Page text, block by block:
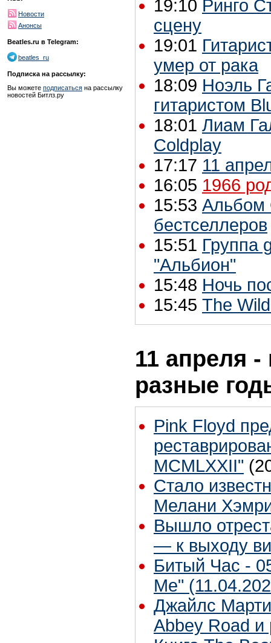
Новости
Анонсы
Beatles.ru в Telegram:
beatles_ru
Подписка на рассылку:
Вы можете подписаться на рассылку
новостей Битлз.ру
19:10 Ринго
сцену
19:01
умер от рака
18:09 Ноэль
гитаристом
18:01 Лиам
Coldplay
17:17 11
16:05 1966
15:53 Альбом
бестселлеров
15:51 Группа
"Альбион"
15:48 Ночь
15:45 The
11 апреля -
разные
Pink Floyd
MCMLXXII"
Стало
Мелани
Вышло
— к выходу
Битый Час -
Me"
Джайлс
Abbey Road и